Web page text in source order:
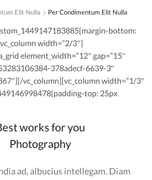
Elit Nulla Per Condimentum Elit Nulla
bottom:
width=”2/3″]
element_width=”12″ gap=”15″
378adecf-6639-3″
vc_column][vc_column width=”1/3″
top: 25px
works for you
Photography
ad, albucius intellegam. Diam